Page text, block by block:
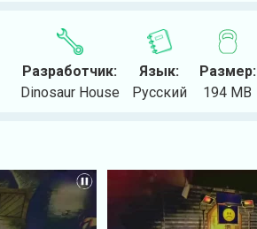
Разработчик:
Dinosaur House
Язык:
Русский
Размер:
194 MB